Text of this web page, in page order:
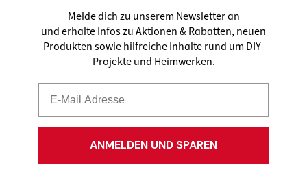
Melde dich zu unserem Newsletter an
und erhalte Infos zu Aktionen & Rabatten, neuen
Produkten sowie hilfreiche Inhalte rund um DIY-
Projekte und Heimwerken.
ANMELDEN UND SPAREN